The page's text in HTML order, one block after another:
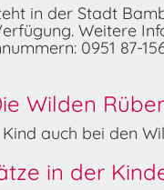
in der Stadt
Weitere
0951 87-
Wilden
auch bei den
in der